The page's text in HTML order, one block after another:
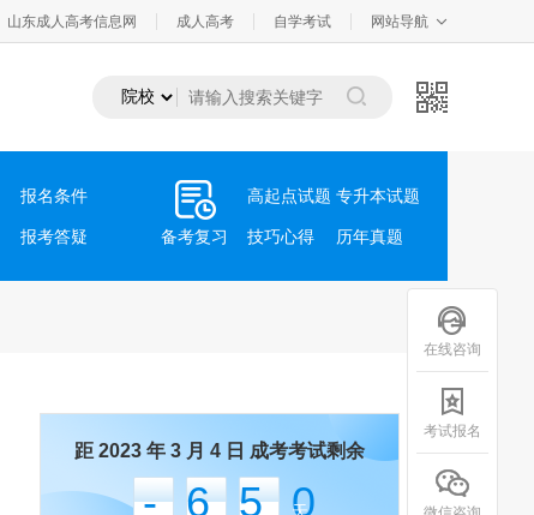
山东成人高考信息网 成人高考 自学考试 网站导航
报名条件
报考答疑 备考复习
高起点试题 专升本试题
技巧心得 历年真题
距 2023 年 3 月 4 日 成考考试剩余
-650
在线咨询
考试报名